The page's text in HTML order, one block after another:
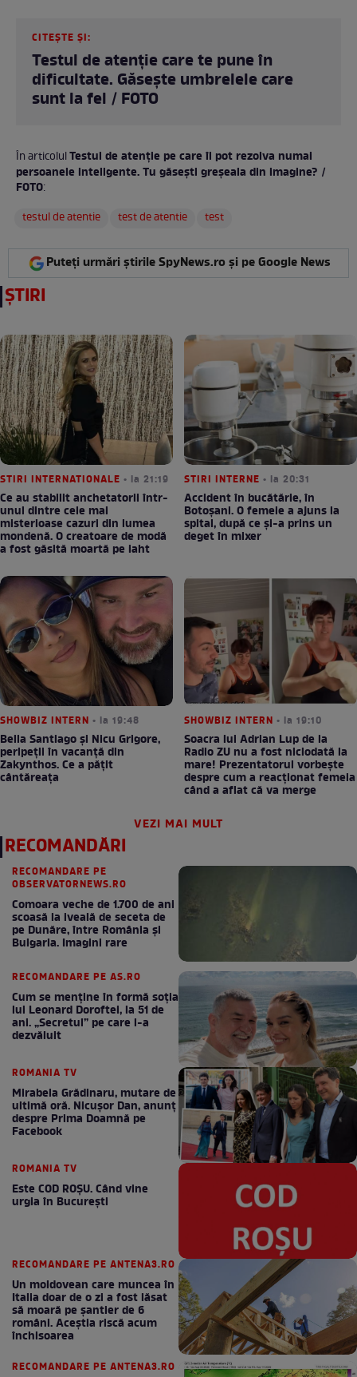
CITEȘTE ȘI:
Testul de atenție care te pune în
dificultate. Găsește umbrelele care
sunt la fel / FOTO
În articolulTestul de atenție pe care îl pot rezolva numai
persoanele inteligente. Tu găsești greșeala din imagine? /
FOTO:
testul de atentie
test de atentie test
Puteți urmări știrile SpyNews.ro și pe Google News
ȘTIRI
STIRI INTERNATIONALE • la 21:19
Ce au stabilit anchetatorii într-
unul dintre cele mai
misterioase cazuri din lumea
mondenă. O creatoare de modă
a fost găsită moartă pe iaht
STIRI INTERNE • la 20:31
Accident în bucătărie, în
Botoșani. O femeie a ajuns la
spital, după ce și-a prins un
deget în mixer
SHOWBIZ INTERN • la 19:48
Bella Santiago și Nicu Grigore,
peripeții în vacanță din
Zakynthos. Ce a pățit
cântăreața
SHOWBIZ INTERN • la 19:10
Soacra lui Adrian Lup de la
Radio ZU nu a fost niciodată la
mare! Prezentatorul vorbește
despre cum a reacționat femeia
când a aflat că va merge
VEZI MAI MULT
RECOMANDĂRI
RECOMANDARE PE
OBSERVATORNEWS.RO
Comoara veche de 1.700 de ani
scoasă la iveală de seceta de
pe Dunăre, între România şi
Bulgaria. Imagini rare
RECOMANDARE PE AS.RO
Cum se menţine în formă soţia
lui Leonard Doroftei, la 51 de
ani. „Secretul” pe care l-a
dezvăluit
ROMANIA TV
Mirabela Grădinaru, mutare de
ultimă oră. Nicuşor Dan, anunţ
despre Prima Doamnă pe
Facebook
ROMANIA TV
Este COD ROŞU. Când vine
urgia în Bucureşti
RECOMANDARE PE ANTENA3.RO
Un moldovean care muncea în
Italia doar de o zi a fost lăsat
să moară pe şantier de 6
români. Aceștia riscă acum
închisoarea
RECOMANDARE PE ANTENA3.RO